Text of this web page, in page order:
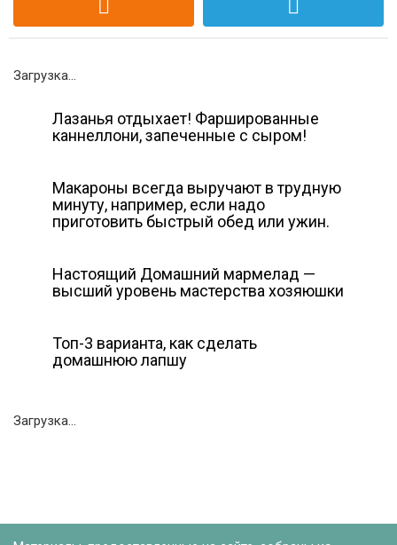
Загрузка...
Лазанья отдыхает! Фаршированные
каннеллони, запеченные с сыром!
Макароны всегда выручают в трудную
минуту, например, если надо
приготовить быстрый обед или ужин.
Настоящий Домашний мармелад —
высший уровень мастерства хозяюшки
Топ-3 варианта, как сделать
домашнюю лапшу
Загрузка...